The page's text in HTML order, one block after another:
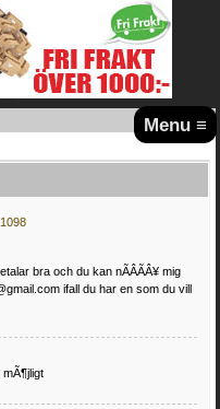
Menu ≡
1098
bra och du kan nÃÂÃÂ¥ mig
ifall du har en som du vill